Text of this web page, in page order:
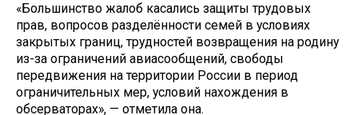
«Большинство жалоб касались защиты трудовых
прав, вопросов разделённости семей в условиях
закрытых границ, трудностей возвращения на родину
из-за ограничений авиасообщений, свободы
передвижения на территории России в период
ограничительных мер, условий нахождения в
обсерваторах», — отметила она.